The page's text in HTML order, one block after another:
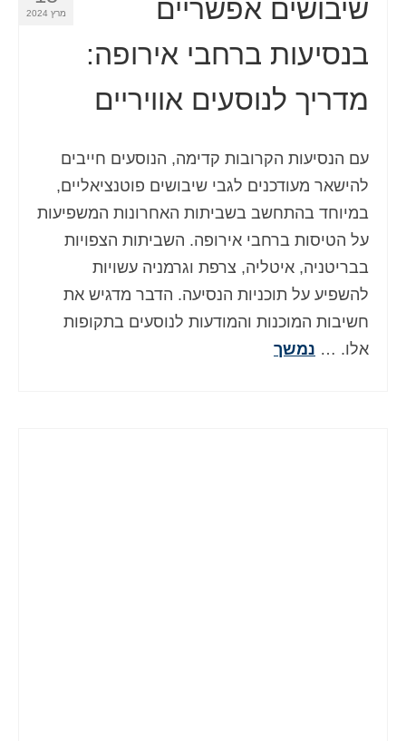
מרץ 2024
שיבושים אפשריים
בנסיעות ברחבי אירופה:
מדריך לנוסעים אוויריים
עם הנסיעות הקרובות קדימה, הנוסעים חייבים
להישאר מעודכנים לגבי שיבושים פוטנציאליים,
במיוחד בהתחשב בשביתות האחרונות המשפיעות
על הטיסות ברחבי אירופה. השביתות הצפויות
בבריטניה, איטליה, צרפת וגרמניה עשויות
להשפיע על תוכניות הנסיעה. הדבר מדגיש את
חשיבות המוכנות והמודעות לנוסעים בתקופות
אלו. … נמשך